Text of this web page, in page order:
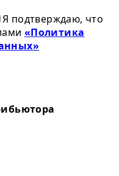
Я подтверждаю, что
«Политика